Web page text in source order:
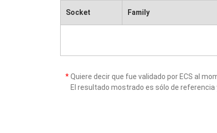
Socket Family
*Quiere decir que fue validado por ECS al
El resultado mostrado es sólo de